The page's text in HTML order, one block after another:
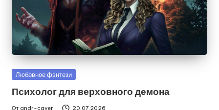
Опубликовано
Любовное фэнтези
Психолог для верховного демона
От andr-caver 20.07.2026